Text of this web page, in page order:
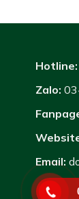
Hotline:
Zalo:
Email: